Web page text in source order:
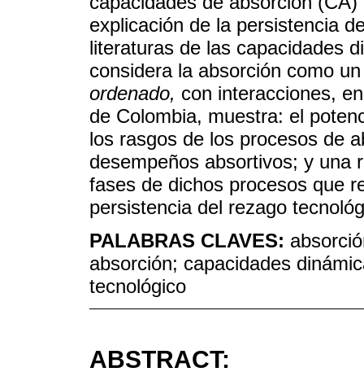
explicación de la persistencia
literaturas de las capacidades
considera la absorción como
ordenado, con interacciones,
de Colombia, muestra: el
los rasgos de los procesos de
desempeños absortivos; y una
fases de dichos procesos que
persistencia del rezago
PALABRAS CLAVES:
absorción; capacidades
tecnológico
ABSTRACT: